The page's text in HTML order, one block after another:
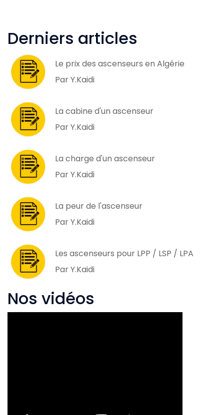
Derniers articles
Le prix des ascenseurs en Algérie
Par Y.Kaidi
La cabine d'un ascenseur
Par Y.Kaidi
La charge d'un ascenseur
Par Y.Kaidi
La peur de l'ascenseur
Par Y.Kaidi
Les ascenseurs pour LPP / LSP / LPA
Par Y.Kaidi
Nos vidéos